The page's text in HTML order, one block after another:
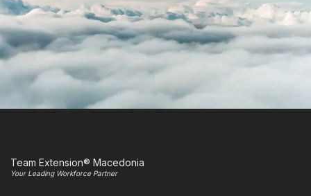
Team Extension® Macedonia
Your Leading Workforce Partner